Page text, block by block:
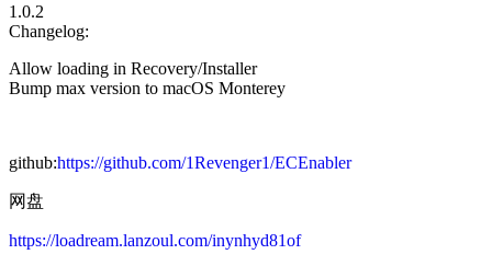
1.0.2
Changelog:
Allow loading in Recovery/Installer
Bump max version to macOS Monterey
github:https://github.com/1Revenger1/ECEnabler
网盘
https://loadream.lanzoul.com/inynhyd81of